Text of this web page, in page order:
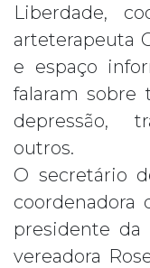
Liberdade,
arteterapeuta
e espaço
falaram sobre
depressão,
outros.
O secretário
coordenadora
presidente da
vereadora